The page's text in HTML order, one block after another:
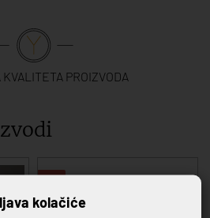
PROIZVODA
kolačiće